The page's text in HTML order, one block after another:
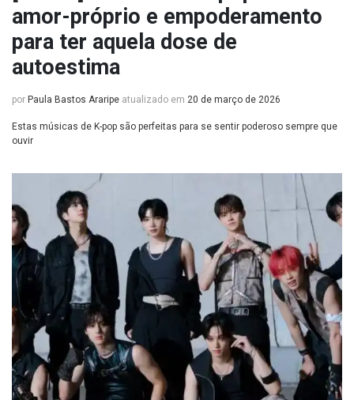
amor-próprio e empoderamento
para ter aquela dose de
autoestima
por Paula Bastos Araripe atualizado em 20 de março de 2026
Estas músicas de K-pop são perfeitas para se sentir poderoso sempre que
ouvir